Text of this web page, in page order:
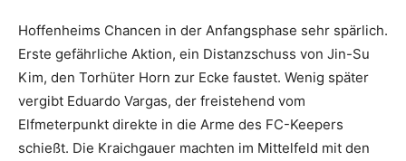
Hoffenheims Chancen in der Anfangsphase sehr spärlich.
Erste gefährliche Aktion, ein Distanzschuss von Jin-Su
Kim, den Torhüter Horn zur Ecke faustet. Wenig später
vergibt Eduardo Vargas, der freistehend vom
Elfmeterpunkt direkte in die Arme des FC-Keepers
schießt. Die Kraichgauer machten im Mittelfeld mit den